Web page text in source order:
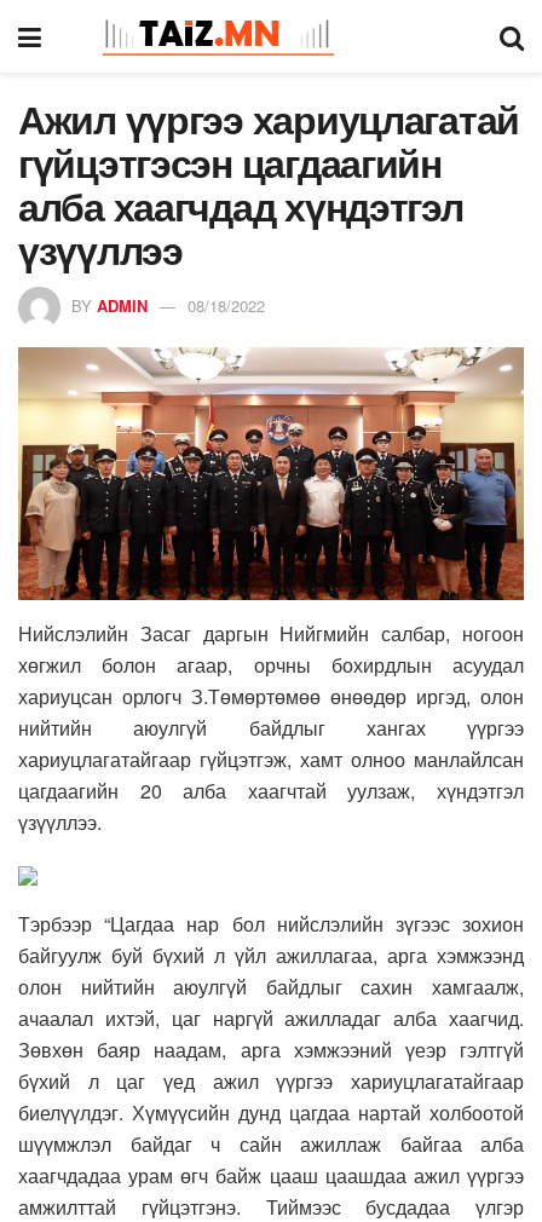
Ажил үүргээ хариуцлагатай
гүйцэтгэсэн цагдаагийн
алба хаагчдад хүндэтгэл
үзүүллээ
BY ADMIN 08/18/2022
Нийслэлийн Засаг даргын Нийгмийн салбар, ногоон
хөгжил болон агаар, орчны бохирдлын асуудал
хариуцсан орлогч З.Төмөртөмөө өнөөдөр иргэд, олон
нийтийн аюулгүй байдлыг хангах үүргээ
хариуцлагатайгаар гүйцэтгэж, хамт олноо манлайлсан
цагдаагийн 20 алба хаагчтай уулзаж, хүндэтгэл
үзүүллээ.
Тэрбээр “Цагдаа нар бол нийслэлийн зүгээс зохион
байгуулж буй бүхий л үйл ажиллагаа, арга хэмжээнд
олон нийтийн аюулгүй байдлыг сахин хамгаалж,
ачаалал ихтэй, цаг наргүй ажилладаг алба хаагчид.
Зөвхөн баяр наадам, арга хэмжээний үеэр гэлтгүй
бүхий л цаг үед ажил үүргээ хариуцлагатайгаар
биелүүлдэг. Хүмүүсийн дунд цагдаа нартай холбоотой
шүүмжлэл байдаг ч сайн ажиллаж байгаа алба
хаагчдадаа урам өгч байж цааш цаашдаа ажил үүргээ
амжилттай гүйцэтгэнэ. Тиймээс бусдадаа үлгэр